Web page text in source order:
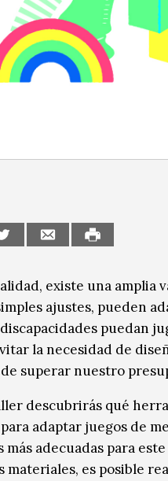
existe una amplia
ajustes, pueden
puedan
la necesidad de
superar nuestro
descubrirás qué
adaptar juegos de
más adecuadas para
materiales, es posible